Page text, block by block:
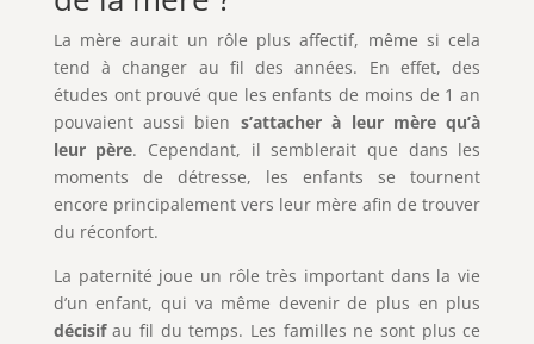
La mère aurait un rôle plus affectif, même si cela
tend à changer au fil des années. En effet, des
études ont prouvé que les enfants de moins de 1 an
pouvaient aussi bien s’attacher à leur mère qu’à
leur père. Cependant, il semblerait que dans les
moments de détresse, les enfants se tournent
encore principalement vers leur mère afin de trouver
du réconfort.
La paternité joue un rôle très important dans la vie
d’un enfant, qui va même devenir de plus en plus
décisifau fil du temps. Les familles ne sont plus ce